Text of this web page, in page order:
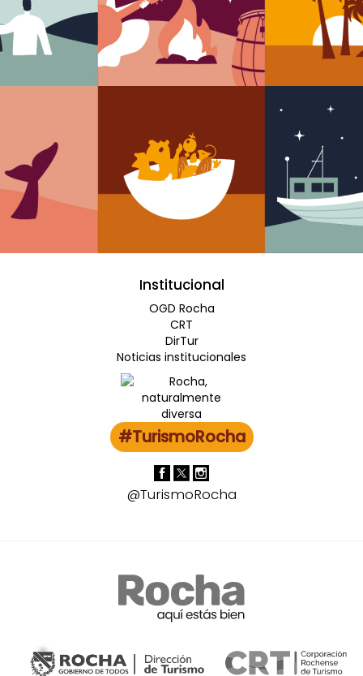
Institucional
OGD Rocha
CRT
DirTur
Noticias institucionales
#TurismoRocha
@TurismoRocha